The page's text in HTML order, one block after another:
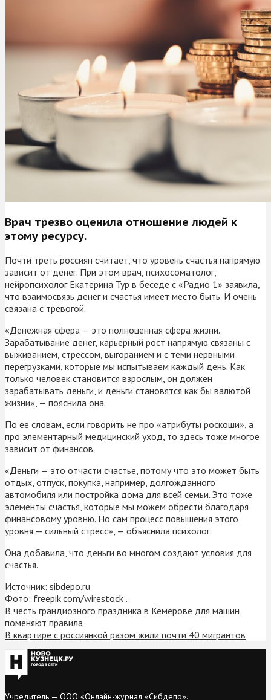
Врач трезво оценила отношение людей к
этому ресурсу.
Почти треть россиян считает, что уровень счастья напрямую
зависит от денег. При этом врач, психосоматолог,
нейропсихолог Екатерина Тур в беседе с «Радио 1» заявила,
что взаимосвязь денег и счастья имеет место быть. И очень
связана с тревогой.
«Денежная сфера — это полноценная сфера жизни.
Зарабатывание денег, карьерный рост напрямую связаны с
выживанием, стрессом, выгоранием и с теми нервными
перегрузками, которые мы испытываем каждый день. Как
только человек становится взрослым, он должен
зарабатывать деньги, и деньги становятся как бы валютой
жизни», — пояснила она.
По ее словам, если говорить не про «атрибуты роскоши», а
про элементарный медицинский уход, то здесь тоже многое
зависит от финансов.
«Деньги — это отчасти счастье, потому что это может быть
отдых, отпуск, покупка, например, долгожданного
автомобиля или постройка дома для всей семьи. Это тоже
элементы счастья, которые мы можем обрести благодаря
финансовому уровню. Но сам процесс повышения этого
уровня — сильный стресс», — объяснила психолог.
Она добавила, что деньги во многом создают условия для
счастья.
Источник: sibdepo.ru
Фото: freepik.com/wirestock .
В честь грандиозного праздника в Кемерове для машин
поменяют правила
В квартире с россиянкой разом жили почти 40 мигрантов
Учредитель — ООО «Онлайн-журнал «Сибдепо».